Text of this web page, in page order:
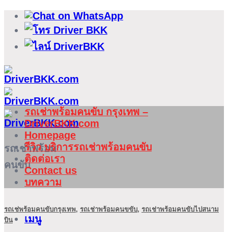
ข้าม
เนื้อหา
รถเช่าพร้อม
คนขับ
เมนู
รถเช่าพร้อมคนขับ กรุงเทพ –
DriverBKK.com
Homepage
รีวิว บริการรถเช่าพร้อมคนขับ
ติดต่อเรา
Contact us
บทความ
รถเช่พร้อมคนขับกรุงเทพ, รถเช่าพร้อมคนขขับ, รถเช่าพร้อมคนขับไปสนาม
บิน